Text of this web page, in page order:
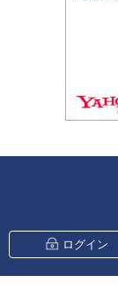
ログイン